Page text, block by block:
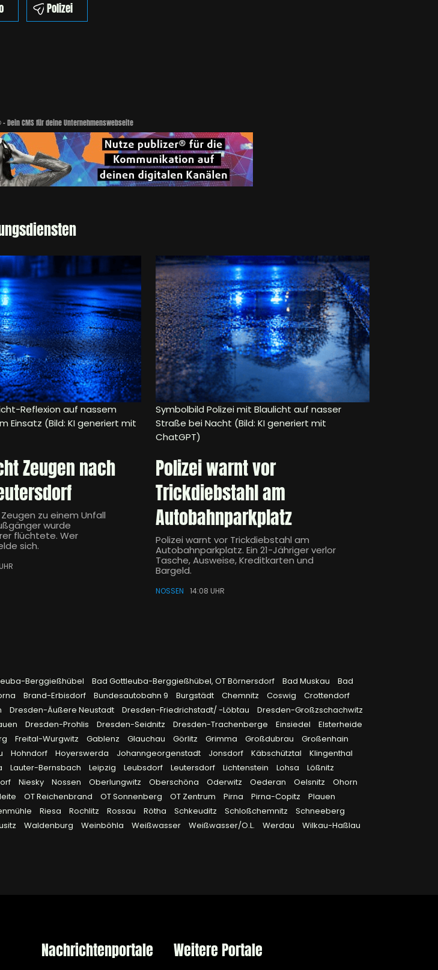
Polizei
Dein CMS für deine Unternehmenswebseite
Reflexion auf nassem
Einsatz (Bild: KI generiert mit
Zeugen nach
zu einem Unfall
wurde
flüchtete. Wer
sich.
Symbolbild Polizei mit Blaulicht auf nasser
Straße bei Nacht (Bild: KI generiert mit
ChatGPT)
Polizei warnt vor
Trickdiebstahl am
Autobahnparkplatz
Polizei warnt vor Trickdiebstahl am
Autobahnparkplatz. Ein 21-Jähriger verlor
Tasche, Ausweise, Kreditkarten und
Bargeld.
NOSSEN 14:08 UHR
Berggießhübel Bad Gottleuba-Berggießhübel, OT Börnersdorf Bad Muskau
Bad
Brand-Erbisdorf Bundesautobahn 9 Burgstädt Chemnitz Coswig
Crottendorf
Dresden-Äußere Neustadt Dresden-Friedrichstadt/ -Löbtau
Dresden-Großzschachwitz
Dresden-Prohlis Dresden-Seidnitz Dresden-Trachenberge Einsiedel
Elsterheide
Freital-Wurgwitz Gablenz Glauchau Görlitz Grimma Großdubrau
Großenhain
Hohndorf Hoyerswerda Johanngeorgenstadt Jonsdorf Käbschütztal
Klingenthal
Lauter-Bernsbach Leipzig Leubsdorf Leutersdorf Lichtenstein Lohsa
Lößnitz
Niesky Nossen Oberlungwitz Oberschöna Oderwitz Oederan Oelsnitz
Ohorn
OT Reichenbrand OT Sonnenberg OT Zentrum Pirna Pirna-Copitz
Plauen
Riesa Rochlitz Rossau Rötha Schkeuditz Schloßchemnitz
Schneeberg
Waldenburg Weinböhla Weißwasser Weißwasser/O.L. Werdau
Wilkau-Haßlau
Nachrichtenportale Weitere Portale